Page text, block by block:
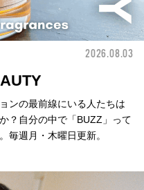
2026.08.03
ンの最前線にいる人たちは
？自分の中で「BUZZ」って
毎週月・木曜日更新。